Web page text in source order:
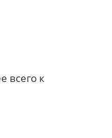
всего к